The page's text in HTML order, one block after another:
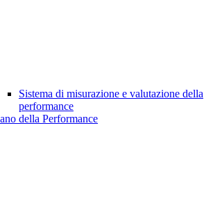
Sistema di misurazione e valutazione della
performance
della Performance